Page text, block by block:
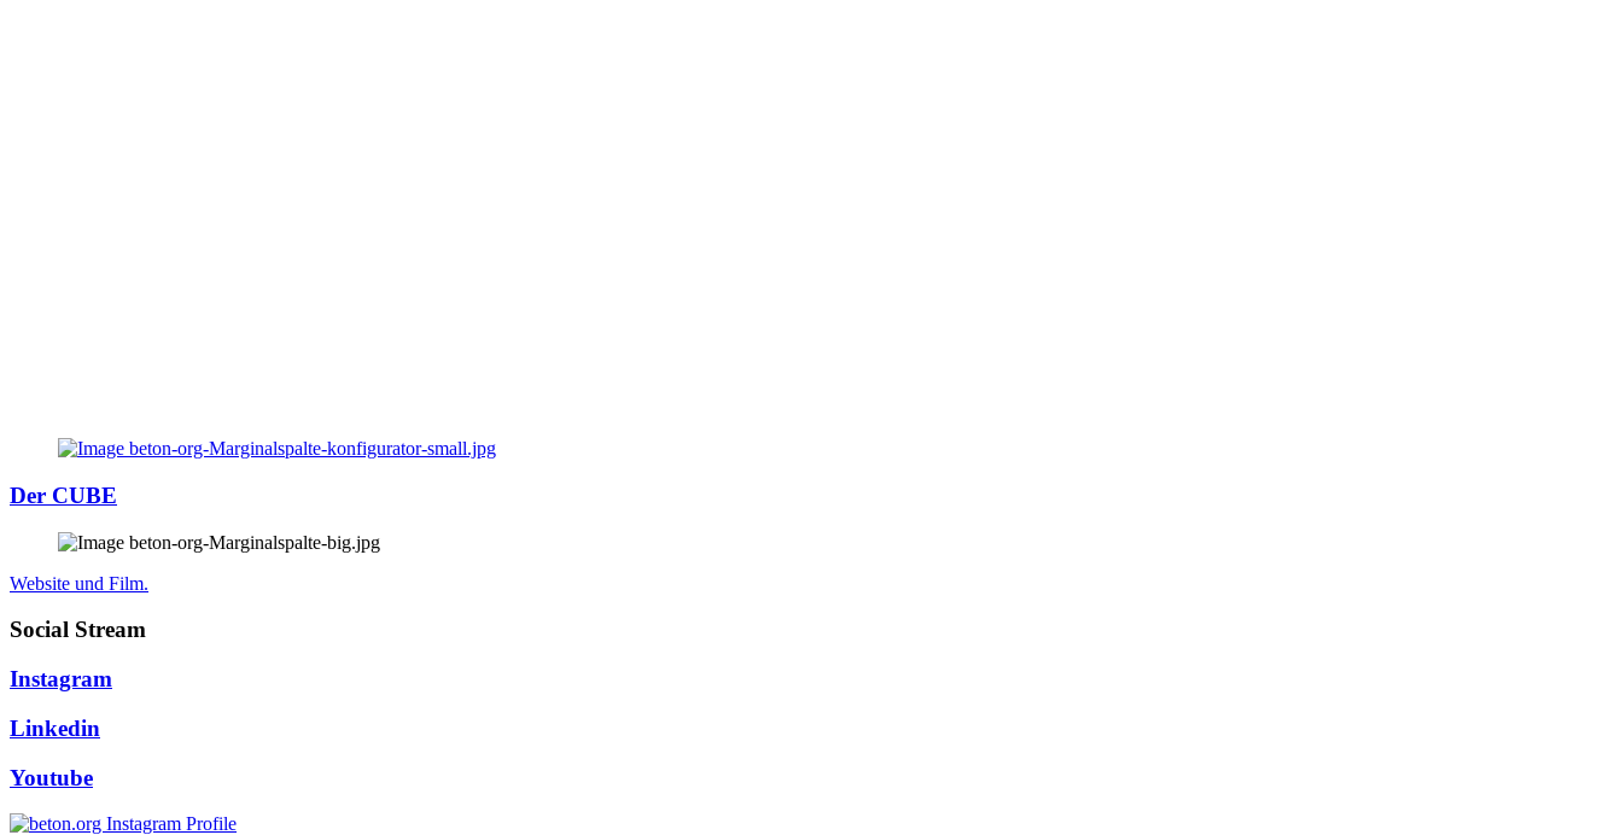
Der CUBE
Website und Film.
Social Stream
Instagram
Linkedin
Youtube